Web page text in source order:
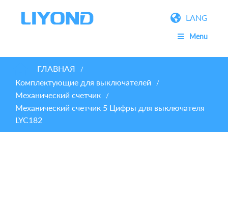
LANG
Menu
ГЛАВНАЯ /
Комплектующие для выключателей /
Механический счетчик /
Механический счетчик 5 Цифры для выключателя
LYC182